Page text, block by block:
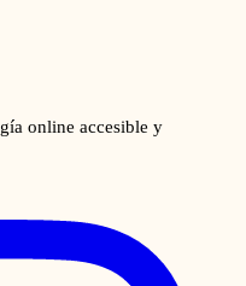
online accesible y